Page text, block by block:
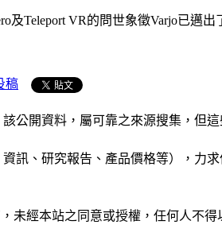
Teleport VR的問世象徵Varjo已邁出
稿
公開資料，屬可靠之來源搜集，
訊、研究報告、產品價格等），力
未經本站之同意或授權，任何人